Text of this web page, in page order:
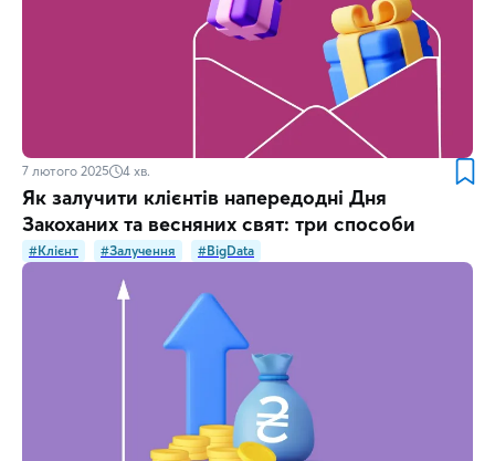
7 лютого 2025 4 хв.
Як залучити клієнтів напередодні Дня
Закоханих та весняних свят: три способи
#Клієнт #Залучення #BigData